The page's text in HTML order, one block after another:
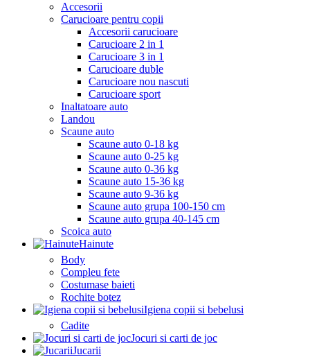
Accesorii
Carucioare pentru copii
Accesorii carucioare
Carucioare 2 in 1
Carucioare 3 in 1
Carucioare duble
Carucioare nou nascuti
Carucioare sport
Inaltatoare auto
Landou
Scaune auto
Scaune auto 0-18 kg
Scaune auto 0-25 kg
Scaune auto 0-36 kg
Scaune auto 15-36 kg
Scaune auto 9-36 kg
Scaune auto grupa 100-150 cm
Scaune auto grupa 40-145 cm
Scoica auto
Hainute
Body
Compleu fete
Costumase baieti
Rochite botez
Igiena copii si bebelusi
Cadite
Jocuri si carti de joc
Jucarii